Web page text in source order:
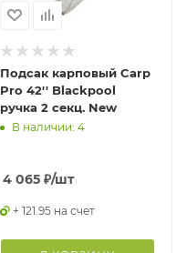
Подсак карповый Carp
Pro 42'' Blackpool
ручка 2 секц. New
В наличии: 4
4 065₽/шт
+ 121.95 на счет